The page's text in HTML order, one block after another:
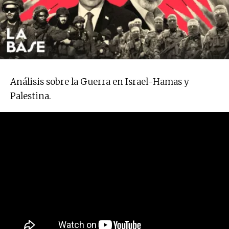
Análisis sobre la Guerra en Israel-Hamas y
Palestina.